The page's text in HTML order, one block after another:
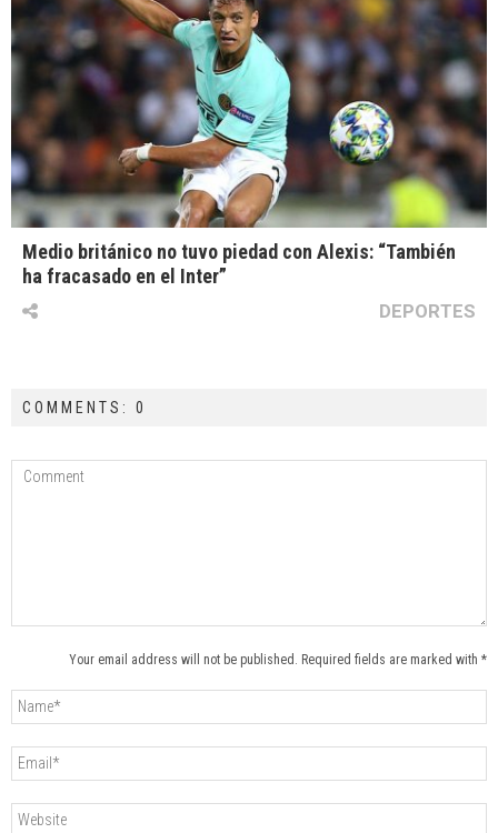
Medio británico no tuvo piedad con Alexis: “También
ha fracasado en el Inter”
DEPORTES
COMMENTS: 0
Your email address will not be published. Required fields are marked with *